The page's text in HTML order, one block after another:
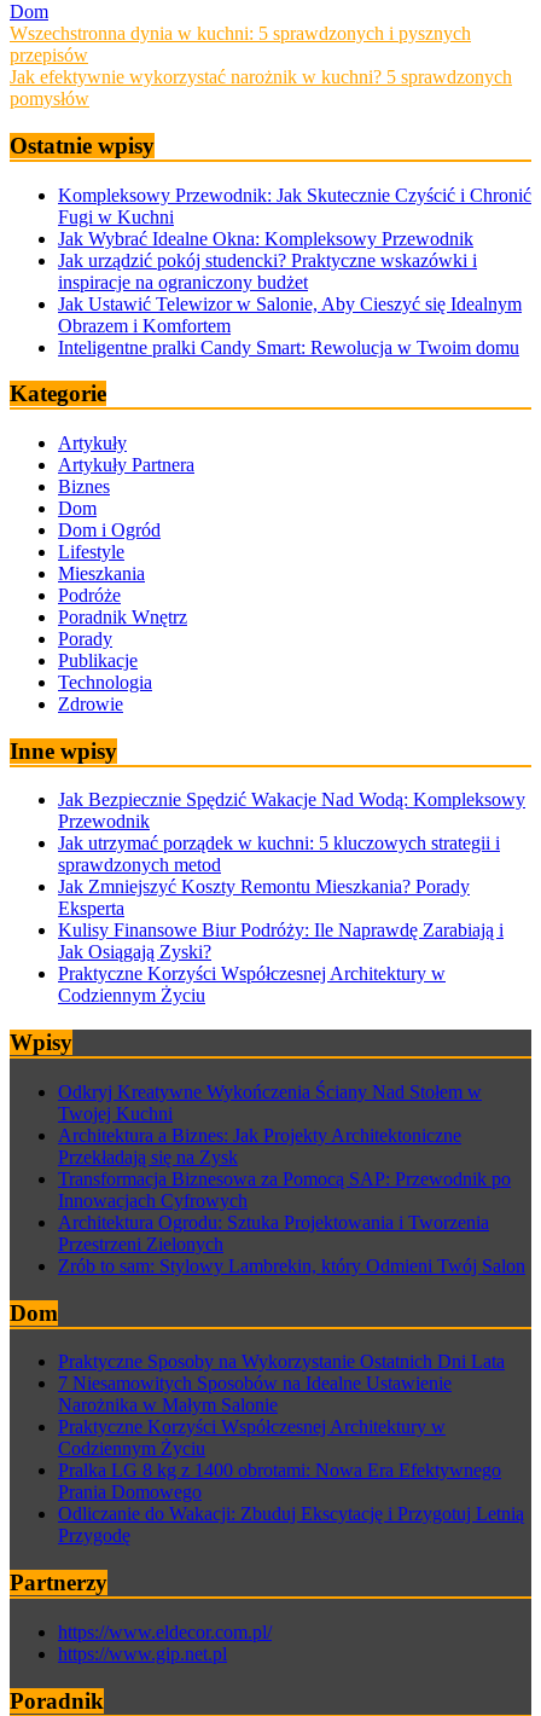
Dom
Nawigacja
wpisu
Wszechstronna dynia w kuchni: 5 sprawdzonych i pysznych
przepisów
Jak efektywnie wykorzystać narożnik w kuchni? 5 sprawdzonych
pomysłów
Ostatnie wpisy
Kompleksowy Przewodnik: Jak Skutecznie Czyścić i Chronić
Fugi w Kuchni
Jak Wybrać Idealne Okna: Kompleksowy Przewodnik
Jak urządzić pokój studencki? Praktyczne wskazówki i
inspiracje na ograniczony budżet
Jak Ustawić Telewizor w Salonie, Aby Cieszyć się Idealnym
Obrazem i Komfortem
Inteligentne pralki Candy Smart: Rewolucja w Twoim domu
Kategorie
Artykuły
Artykuły Partnera
Biznes
Dom
Dom i Ogród
Lifestyle
Mieszkania
Podróże
Poradnik Wnętrz
Porady
Publikacje
Technologia
Zdrowie
Inne wpisy
Jak Bezpiecznie Spędzić Wakacje Nad Wodą: Kompleksowy
Przewodnik
Jak utrzymać porządek w kuchni: 5 kluczowych strategii i
sprawdzonych metod
Jak Zmniejszyć Koszty Remontu Mieszkania? Porady
Eksperta
Kulisy Finansowe Biur Podróży: Ile Naprawdę Zarabiają i
Jak Osiągają Zyski?
Praktyczne Korzyści Współczesnej Architektury w
Codziennym Życiu
Wpisy
Odkryj Kreatywne Wykończenia Ściany Nad Stołem w
Twojej Kuchni
Architektura a Biznes: Jak Projekty Architektoniczne
Przekładają się na Zysk
Transformacja Biznesowa za Pomocą SAP: Przewodnik po
Innowacjach Cyfrowych
Architektura Ogrodu: Sztuka Projektowania i Tworzenia
Przestrzeni Zielonych
Zrób to sam: Stylowy Lambrekin, który Odmieni Twój Salon
Dom
Praktyczne Sposoby na Wykorzystanie Ostatnich Dni Lata
7 Niesamowitych Sposobów na Idealne Ustawienie
Narożnika w Małym Salonie
Praktyczne Korzyści Współczesnej Architektury w
Codziennym Życiu
Pralka LG 8 kg z 1400 obrotami: Nowa Era Efektywnego
Prania Domowego
Odliczanie do Wakacji: Zbuduj Ekscytację i Przygotuj Letnią
Przygodę
Partnerzy
https://www.eldecor.com.pl/
https://www.gip.net.pl
Poradnik